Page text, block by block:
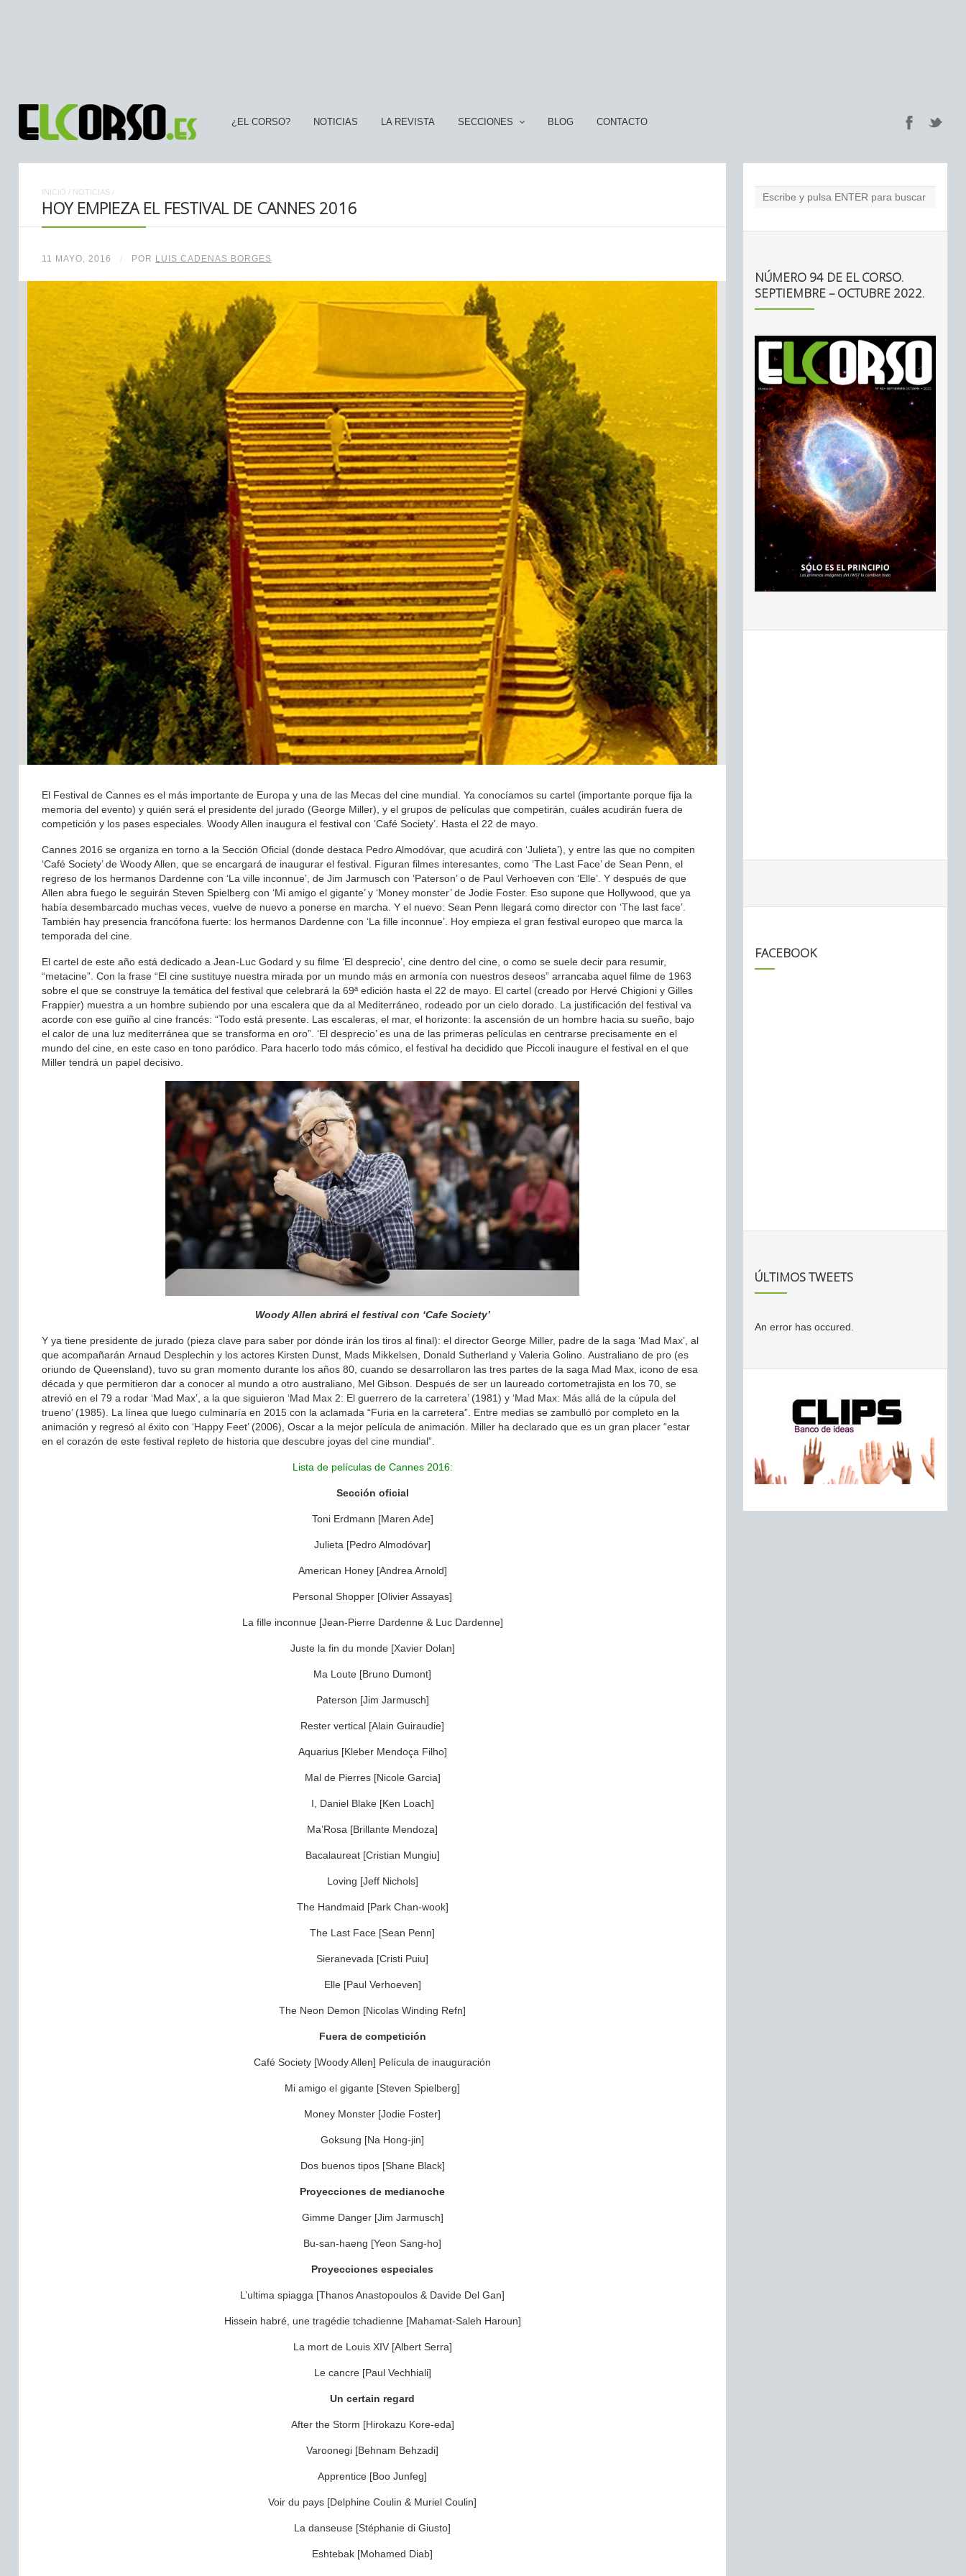
¿EL CORSO? NOTICIAS LA REVISTA SECCIONES BLOG CONTACTO
INICIO / NOTICIAS /
HOY EMPIEZA EL FESTIVAL DE CANNES 2016
11 MAYO, 2016 / POR LUIS CADENAS BORGES
El Festival de Cannes es el más importante de Europa y una de las Mecas del cine mundial. Ya conocíamos su cartel (importante porque fija la
memoria del evento) y quién será el presidente del jurado (George Miller), y el grupos de películas que competirán, cuáles acudirán fuera de
competición y los pases especiales. Woody Allen inaugura el festival con ‘Café Society’. Hasta el 22 de mayo.
Cannes 2016 se organiza en torno a la Sección Oficial (donde destaca Pedro Almodóvar, que acudirá con ‘Julieta’), y entre las que no compiten
‘Café Society’ de Woody Allen, que se encargará de inaugurar el festival. Figuran filmes interesantes, como ‘The Last Face’ de Sean Penn, el
regreso de los hermanos Dardenne con ‘La ville inconnue’, de Jim Jarmusch con ‘Paterson’ o de Paul Verhoeven con ‘Elle’. Y después de que
Allen abra fuego le seguirán Steven Spielberg con ‘Mi amigo el gigante’ y ‘Money monster’ de Jodie Foster. Eso supone que Hollywood, que ya
había desembarcado muchas veces, vuelve de nuevo a ponerse en marcha. Y el nuevo: Sean Penn llegará como director con ‘The last face’.
También hay presencia francófona fuerte: los hermanos Dardenne con ‘La fille inconnue’. Hoy empieza el gran festival europeo que marca la
temporada del cine.
El cartel de este año está dedicado a Jean-Luc Godard y su filme ‘El desprecio’, cine dentro del cine, o como se suele decir para resumir,
“metacine”. Con la frase “El cine sustituye nuestra mirada por un mundo más en armonía con nuestros deseos” arrancaba aquel filme de 1963
sobre el que se construye la temática del festival que celebrará la 69ª edición hasta el 22 de mayo. El cartel (creado por Hervé Chigioni y Gilles
Frappier) muestra a un hombre subiendo por una escalera que da al Mediterráneo, rodeado por un cielo dorado. La justificación del festival va
acorde con ese guiño al cine francés: “Todo está presente. Las escaleras, el mar, el horizonte: la ascensión de un hombre hacia su sueño, bajo
el calor de una luz mediterránea que se transforma en oro”. ‘El desprecio’ es una de las primeras películas en centrarse precisamente en el
mundo del cine, en este caso en tono paródico. Para hacerlo todo más cómico, el festival ha decidido que Piccoli inaugure el festival en el que
Miller tendrá un papel decisivo.
Woody Allen abrirá el festival con ‘Cafe Society’
Y ya tiene presidente de jurado (pieza clave para saber por dónde irán los tiros al final): el director George Miller, padre de la saga ‘Mad Max’, al
que acompañarán Arnaud Desplechin y los actores Kirsten Dunst, Mads Mikkelsen, Donald Sutherland y Valeria Golino. Australiano de pro (es
oriundo de Queensland), tuvo su gran momento durante los años 80, cuando se desarrollaron las tres partes de la saga Mad Max, icono de esa
década y que permitieron dar a conocer al mundo a otro australiano, Mel Gibson. Después de ser un laureado cortometrajista en los 70, se
atrevió en el 79 a rodar ‘Mad Max’, a la que siguieron ‘Mad Max 2: El guerrero de la carretera’ (1981) y ‘Mad Max: Más allá de la cúpula del
trueno’ (1985). La línea que luego culminaría en 2015 con la aclamada “Furia en la carretera”. Entre medias se zambulló por completo en la
animación y regresó al éxito con ‘Happy Feet’ (2006), Oscar a la mejor película de animación. Miller ha declarado que es un gran placer “estar
en el corazón de este festival repleto de historia que descubre joyas del cine mundial”.
Lista de películas de Cannes 2016:
Sección oficial
Toni Erdmann [Maren Ade]
Julieta [Pedro Almodóvar]
American Honey [Andrea Arnold]
Personal Shopper [Olivier Assayas]
La fille inconnue [Jean-Pierre Dardenne & Luc Dardenne]
Juste la fin du monde [Xavier Dolan]
Ma Loute [Bruno Dumont]
Paterson [Jim Jarmusch]
Rester vertical [Alain Guiraudie]
Aquarius [Kleber Mendoça Filho]
Mal de Pierres [Nicole Garcia]
I, Daniel Blake [Ken Loach]
Ma’Rosa [Brillante Mendoza]
Bacalaureat [Cristian Mungiu]
Loving [Jeff Nichols]
The Handmaid [Park Chan-wook]
The Last Face [Sean Penn]
Sieranevada [Cristi Puiu]
Elle [Paul Verhoeven]
The Neon Demon [Nicolas Winding Refn]
Fuera de competición
Café Society [Woody Allen] Película de inauguración
Mi amigo el gigante [Steven Spielberg]
Money Monster [Jodie Foster]
Goksung [Na Hong-jin]
Dos buenos tipos [Shane Black]
Proyecciones de medianoche
Gimme Danger [Jim Jarmusch]
Bu-san-haeng [Yeon Sang-ho]
Proyecciones especiales
L’ultima spiagga [Thanos Anastopoulos & Davide Del Gan]
Hissein habré, une tragédie tchadienne [Mahamat-Saleh Haroun]
La mort de Louis XIV [Albert Serra]
Le cancre [Paul Vechhiali]
Un certain regard
After the Storm [Hirokazu Kore-eda]
Varoonegi [Behnam Behzadi]
Apprentice [Boo Junfeg]
Voir du pays [Delphine Coulin & Muriel Coulin]
La danseuse [Stéphanie di Giusto]
Eshtebak [Mohamed Diab]
NÚMERO 94 DE EL CORSO.
SEPTIEMBRE – OCTUBRE 2022.
FACEBOOK
ÚLTIMOS TWEETS
An error has occured.